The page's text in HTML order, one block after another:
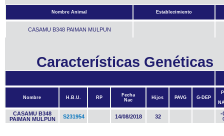
Nombre Animal Establecimiento
CASAMU B348 PAIMAN MULPUN
Características Genéticas
Nombre H.B.U. RP
Fecha
Nac
Hijos PAVG G-DEP
CASAMU B348
PAIMAN MULPUN
S231954 14/08/2018 32 -